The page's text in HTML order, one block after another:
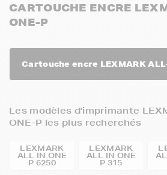
CARTOUCHE ENCRE
ONE-P
Cartouche encre LEXMARK
Les modèles d'imprimante
ONE-P les plus recherchés
LEXMARK
ALL IN ONE
P 6250
LEXMARK
ALL IN ONE
P 315